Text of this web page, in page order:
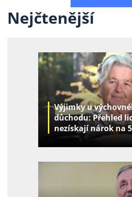
Nejčtenější
Výjimky u
důchodu: Přehled
nezískají nárok na
za děti